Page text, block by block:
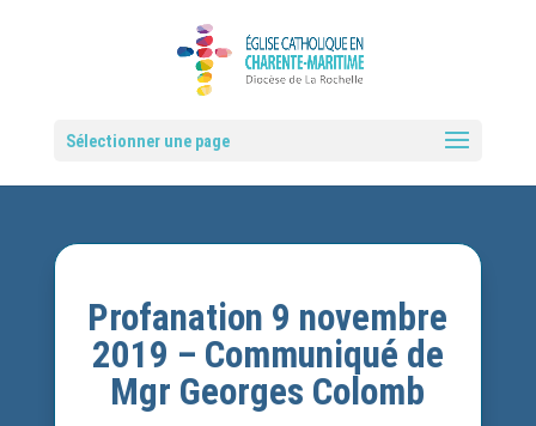
Sélectionner une page
Profanation 9 novembre
2019 – Communiqué de
Mgr Georges Colomb